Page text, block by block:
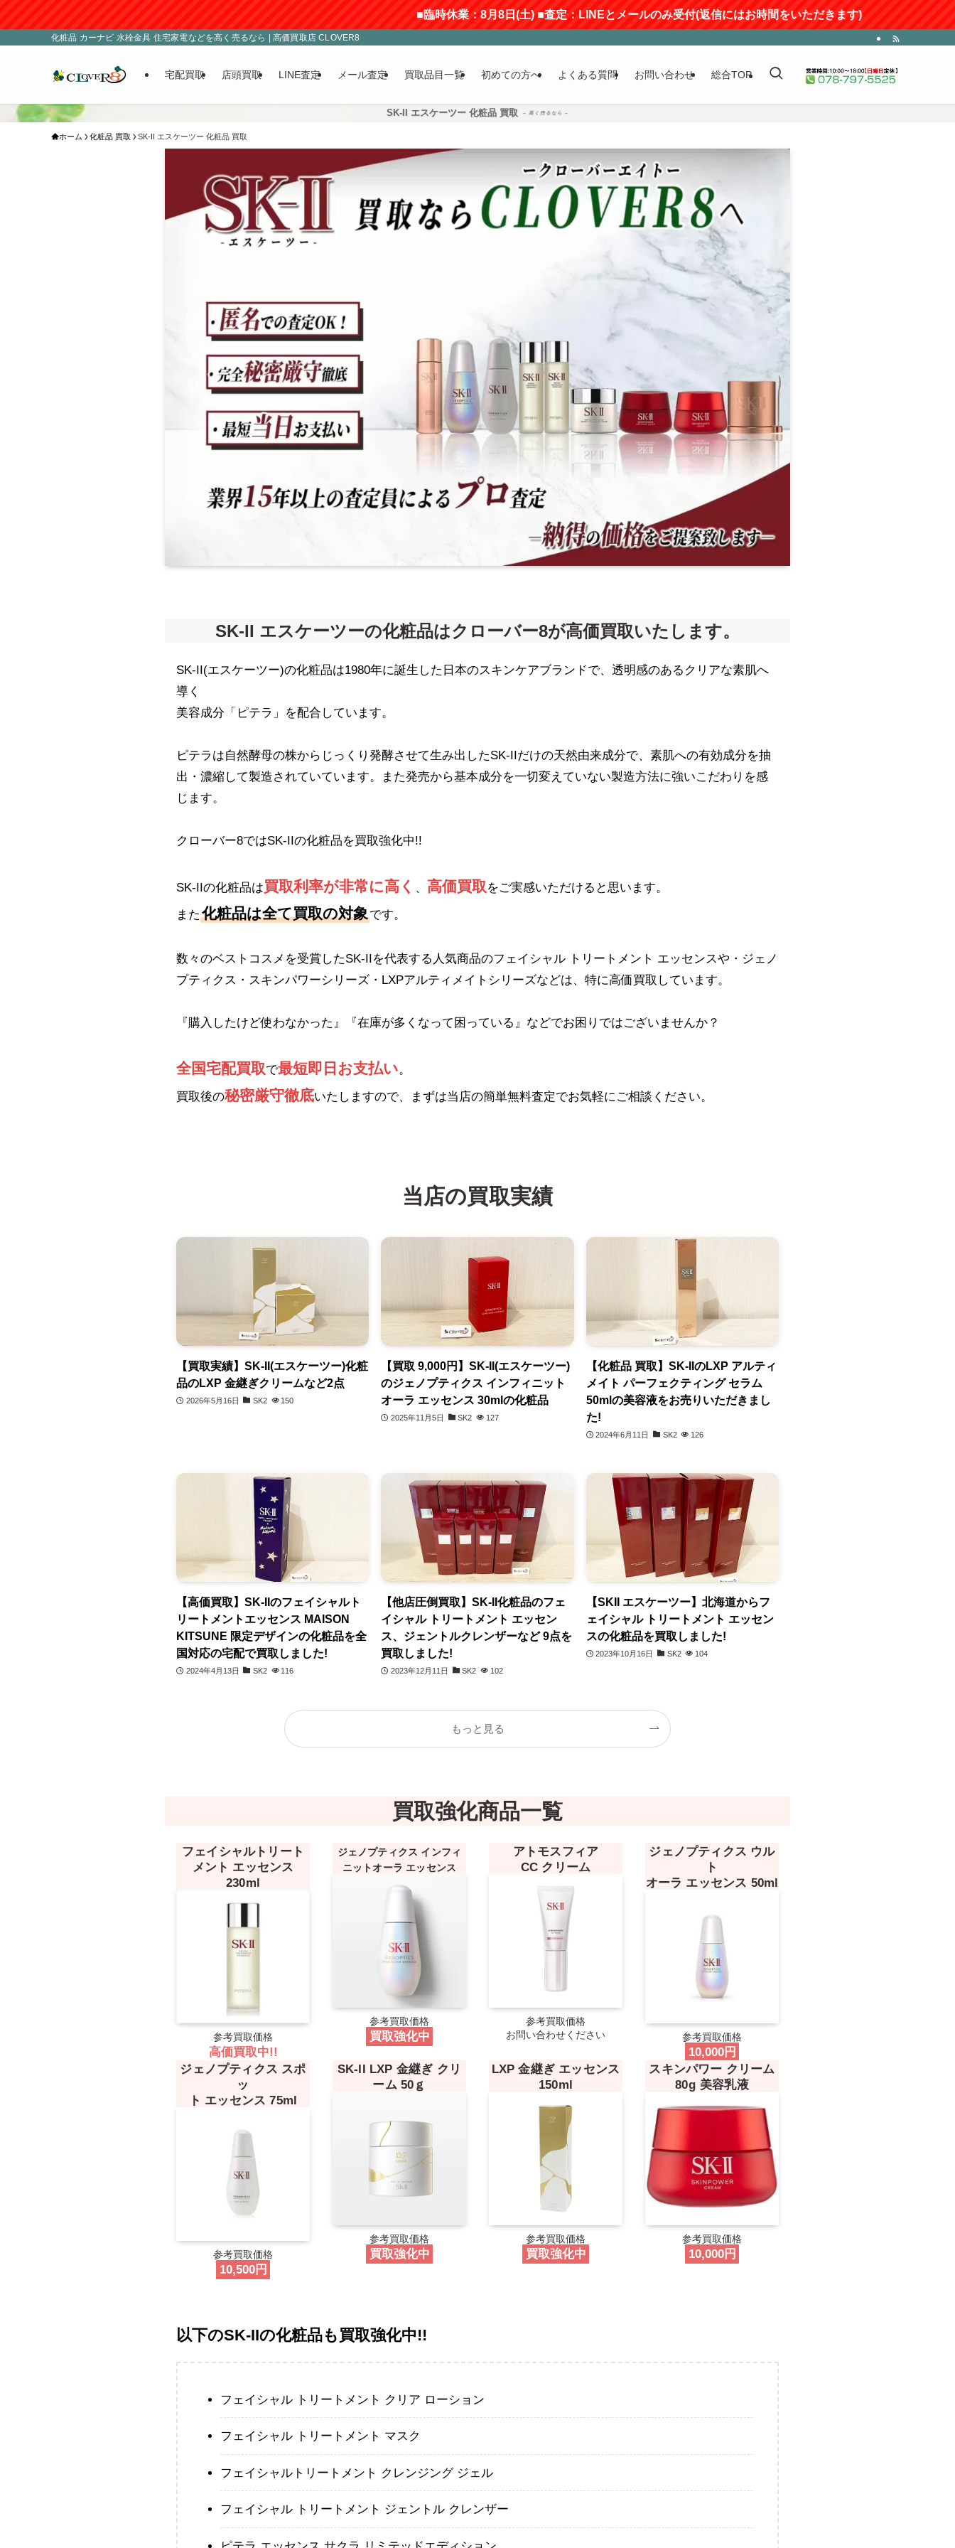
■臨時休業：8月8日(土) ■査定：LINEとメールのみ受付(返信にはお時間をいただきます)
化粧品 カーナビ 水栓金具 住宅家電などを高く売るなら | 高価買取店 CLOVER8
宅配買取 店頭買取 LINE査定 メール査定 買取品目一覧 初めての方へ よくある質問 お問い合わせ 総合TOP
SK-II エスケーツー 化粧品 買取 – 高く売るなら –
ホーム 化粧品 買取 SK-II エスケーツー 化粧品 買取
SK-II エスケーツーの化粧品はクローバー8が高価買取いたします。
SK-II(エスケーツー)の化粧品は1980年に誕生した日本のスキンケアブランドで、透明感のあるクリアな素肌へ
導く
美容成分「ピテラ」を配合しています。
ピテラは自然酵母の株からじっくり発酵させて生み出したSK-IIだけの天然由来成分で、素肌への有効成分を抽
出・濃縮して製造されていています。また発売から基本成分を一切変えていない製造方法に強いこだわりを感
じます。
クローバー8ではSK-IIの化粧品を買取強化中!!
SK-IIの化粧品は買取利率が非常に高く 、 高価買取 をご実感いただけると思います。
また 化粧品は全て買取の対象です。
数々のベストコスメを受賞したSK-IIを代表する人気商品のフェイシャル トリートメント エッセンスや・ジェノ
プティクス・スキンパワーシリーズ・LXPアルティメイトシリーズなどは、特に高価買取しています。
『購入したけど使わなかった』『在庫が多くなって困っている』などでお困りではございませんか？
全国宅配買取で最短即日お支払い。
買取後の秘密厳守徹底いたしますので、まずは当店の簡単無料査定でお気軽にご相談ください。
当店の買取実績
【買取実績】SK-II(エスケーツー)化粧
品のLXP 金継ぎクリームなど2点
2026年5月16日 SK2 150
【買取 9,000円】SK-II(エスケーツー)
のジェノプティクス インフィニット
オーラ エッセンス 30mlの化粧品
2025年11月5日 SK2 127
【化粧品 買取】SK-IIのLXP アルティ
メイト パーフェクティング セラム
50mlの美容液をお売りいただきまし
た!
2024年6月11日 SK2 126
【高価買取】SK-IIのフェイシャルト
リートメントエッセンス MAISON
KITSUNE 限定デザインの化粧品を全
国対応の宅配で買取しました!
2024年4月13日 SK2 116
【他店圧倒買取】SK-II化粧品のフェ
イシャル トリートメント エッセン
ス、ジェントルクレンザーなど 9点を
買取しました!
2023年12月11日 SK2 102
【SKII エスケーツー】北海道からフ
ェイシャル トリートメント エッセン
スの化粧品を買取しました!
2023年10月16日 SK2 104
もっと見る
買取強化商品一覧
フェイシャルトリート
メント エッセンス
230ml
参考買取価格
高価買取中!!
ジェノプティクス インフィ
ニットオーラ エッセンス
参考買取価格
買取強化中
アトモスフィア
CC クリーム
参考買取価格
お問い合わせください
ジェノプティクス ウル
ト
オーラ エッセンス 50ml
参考買取価格
10,000円
ジェノプティクス スポ
ッ
ト エッセンス 75ml
参考買取価格
10,500円
SK-II LXP 金継ぎ クリ
ーム 50ｇ
参考買取価格
買取強化中
LXP 金継ぎ エッセンス
150ml
参考買取価格
買取強化中
スキンパワー クリーム
80g 美容乳液
参考買取価格
10,000円
以下のSK-IIの化粧品も買取強化中!!
フェイシャル トリートメント クリア ローション
フェイシャル トリートメント マスク
フェイシャルトリートメント クレンジング ジェル
フェイシャル トリートメント ジェントル クレンザー